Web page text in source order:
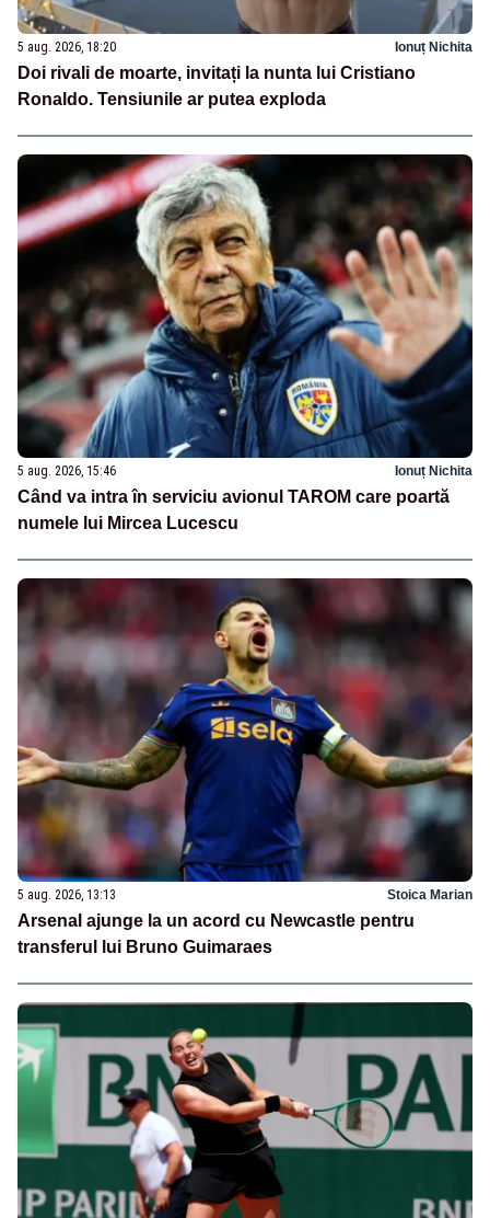
5 aug. 2026, 18:20 Ionuț Nichita
Doi rivali de moarte, invitați la nunta lui Cristiano
Ronaldo. Tensiunile ar putea exploda
5 aug. 2026, 15:46 Ionuț Nichita
Când va intra în serviciu avionul TAROM care poartă
numele lui Mircea Lucescu
5 aug. 2026, 13:13 Stoica Marian
Arsenal ajunge la un acord cu Newcastle pentru
transferul lui Bruno Guimaraes